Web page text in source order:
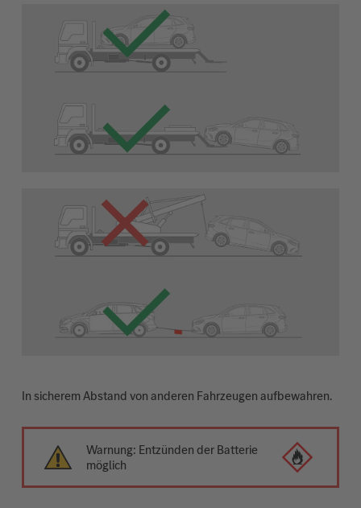
In sicherem Abstand von anderen Fahrzeugen aufbewahren.
Warnung: Entzünden der Batterie
möglich